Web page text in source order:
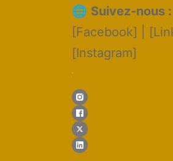
🌐 Suivez-nous :
[Facebook] |
[Instagram]
.